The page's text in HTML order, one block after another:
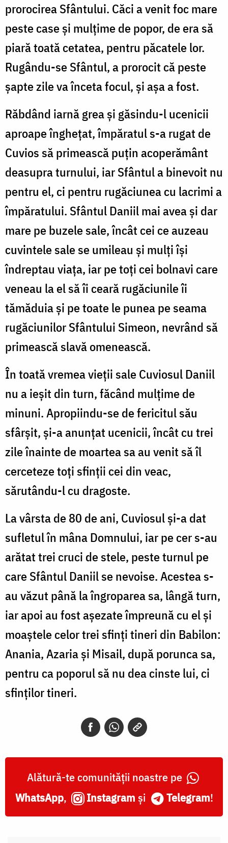
prorocirea Sfântului. Căci a venit foc mare
peste case şi mulţime de popor, de era să
piară toată cetatea, pentru păcatele lor.
Rugându-se Sfântul, a prorocit că peste
şapte zile va înceta focul, şi aşa a fost.
Răbdând iarnă grea şi găsindu-l ucenicii
aproape îngheţat, împăratul s-a rugat de
Cuvios să primească puţin acoperământ
deasupra turnului, iar Sfântul a binevoit nu
pentru el, ci pentru rugăciunea cu lacrimi a
împăratului. Sfântul Daniil mai avea şi dar
mare pe buzele sale, încât cei ce auzeau
cuvintele sale se umileau şi mulţi îşi
îndreptau viaţa, iar pe toţi cei bolnavi care
veneau la el să îi ceară rugăciunile îi
tămăduia şi pe toate le punea pe seama
rugăciunilor Sfântului Simeon, nevrând să
primească slavă omenească.
În toată vremea vieţii sale Cuviosul Daniil
nu a ieşit din turn, făcând mulţime de
minuni. Apropiindu-se de fericitul său
sfârşit, şi-a anunţat ucenicii, încât cu trei
zile înainte de moartea sa au venit să îl
cerceteze toţi sfinţii cei din veac,
sărutându-l cu dragoste.
La vârsta de 80 de ani, Cuviosul şi-a dat
sufletul în mâna Domnului, iar pe cer s-au
arătat trei cruci de stele, peste turnul pe
care Sfântul Daniil se nevoise. Acestea s-
au văzut până la îngroparea sa, lângă turn,
iar apoi au fost așezate împreună cu el şi
moaştele celor trei sfinţi tineri din Babilon:
Anania, Azaria şi Misail, după porunca sa,
pentru ca poporul să nu dea cinste lui, ci
sfinţilor tineri.
Alătură-te comunității noastre pe
WhatsApp, Instagram și Telegram!